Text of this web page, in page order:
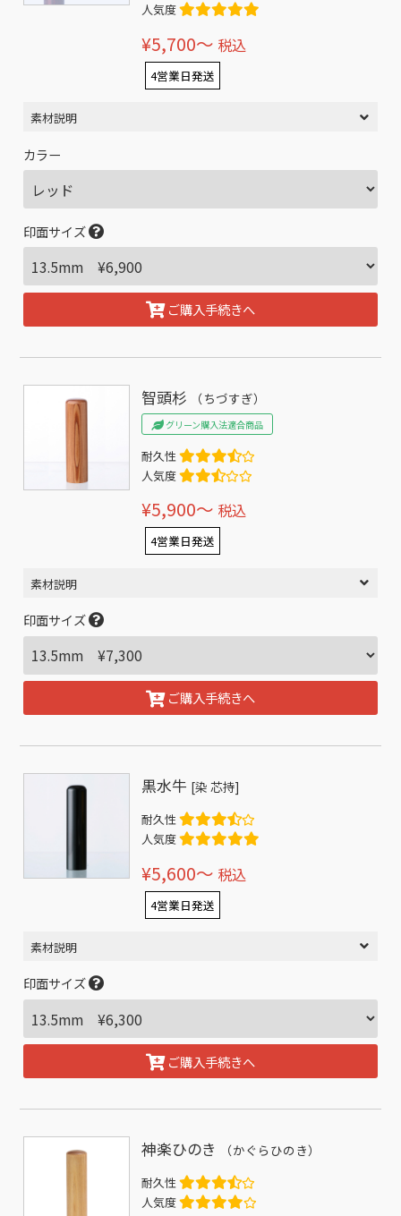
人気度
¥5,700〜 税込
4営業日発送
素材説明
カラー
印面サイズ
ご購入手続きへ
智頭杉 （ちづすぎ）
グリーン購入法適合商品
耐久性
人気度
¥5,900〜 税込
4営業日発送
素材説明
印面サイズ
ご購入手続きへ
黒水牛 [染 芯持]
耐久性
人気度
¥5,600〜 税込
4営業日発送
素材説明
印面サイズ
ご購入手続きへ
神楽ひのき （かぐらひのき）
耐久性
人気度